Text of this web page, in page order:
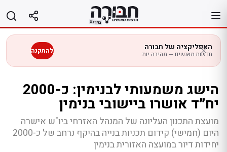
לתוכן
האפליקציה של חבורה
חדשות מאנשים — מהירה יותר בנייד להתקנה
הישג משמעותי לבנימין: כ-2000
יח״ד אושרו ביישובי בנימין
מועצת התכנון העליונה של המנהל האזרחי ביו"ש אישרה
היום (חמישי) קידום תכניות בנייה בהיקף נרחב של כ-2000
יחידות דיור במועצה האזורית בנימין